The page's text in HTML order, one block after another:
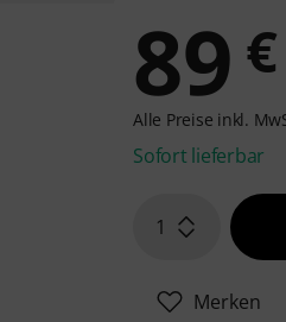
89 €
Alle Preise inkl.
Sofort lieferbar
1
Merken